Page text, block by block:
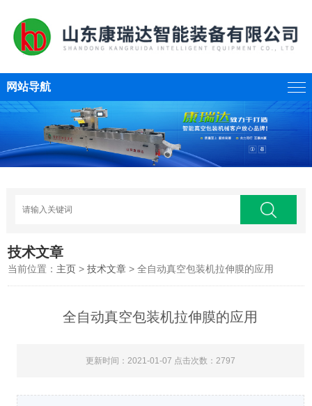
网站导航
技术文章
当前位置： 主页 >技术文章 > 全自动真空包装机拉伸膜的应用
全自动真空包装机拉伸膜的应用
更新时间：2021-01-07 点击次数：2797